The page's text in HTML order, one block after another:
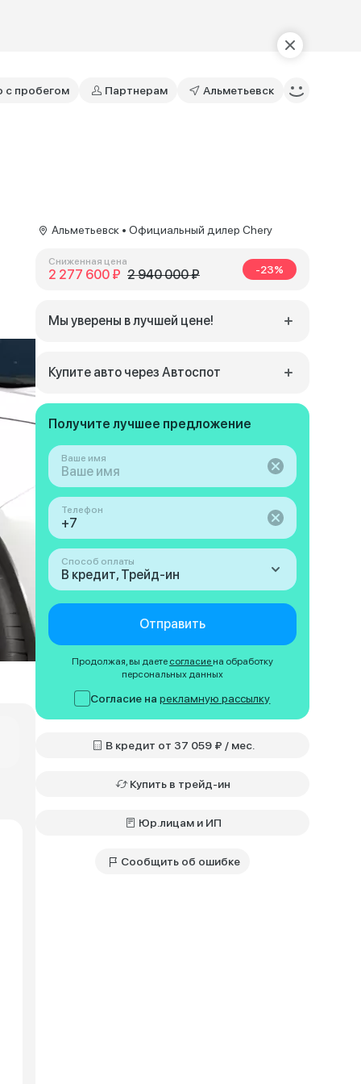
с пробегом Партнерам Альметьевск
Альметьевск • Официальный дилер Chery
Сниженная цена
2 277 600 ₽ 2 940 000 ₽ -23%
Мы уверены в лучшей цене!
Купите авто через Автоспот
Получите лучшее предложение
Ваше имя
Телефон
Способ оплаты
В кредит, Трейд-ин
Отправить
Продолжая, вы даете согласие на обработку
персональных данных
Согласие нарекламную рассылку
В кредит от 37 059 ₽ / мес.
Купить в трейд-ин
Юр.лицам и ИП
Сообщить об ошибке